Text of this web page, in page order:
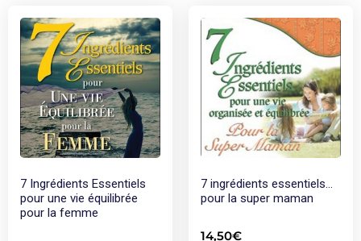
7 Ingrédients Essentiels
pour une vie équilibrée
pour la femme
7 ingrédients essentiels…
pour la super maman
14,50€